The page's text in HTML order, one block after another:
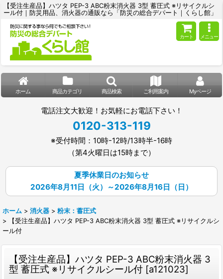
【受注生産品】ハツタ PEP-3 ABC粉末消火器 3型 蓄圧式 ※リサイクルシ
ール付｜防災用品、消火器の通販なら「防災の総合デパート｜くらし館」
カート メニュー
ホーム 商品カテゴリ 商品検索 ご利用案内 Myページ
電話注文大歓迎！お気軽にお電話下さい！
0120-313-119
※受付時間：10時-12時/13時半-16時
（第4火曜日は15時まで）
夏季休業日のお知らせ
2026年8月11日（火）～2026年8月16日（日）
ホーム > 消火器 > 粉末：蓄圧式
>
【受注生産品】ハツタ PEP-3 ABC粉末消火器 3型 蓄圧式 ※リサイクルシ
ール付
【受注生産品】ハツタ PEP-3 ABC粉末消火器 3
型 蓄圧式 ※リサイクルシール付 [a121023]